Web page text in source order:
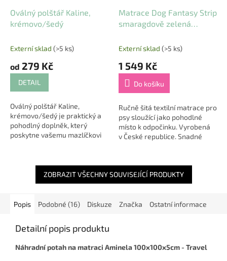
Oválný polštář Kaline,
krémovo/šedý
Externí sklad (>5 ks)
od 279 Kč
DETAIL
Oválný polštář Kaline,
krémovo/šedý je praktický a
pohodlný doplněk, který
poskytne vašemu mazlíčkovi
vhodný pro...
Matrace Dog Fantasy Strip
smaragdově zelená
Externí sklad (>5 ks)
1 549 Kč
Do košíku
Ručně šitá textilní matrace pro
psy sloužící jako pohodlné
místo k odpočinku. Vyrobená
v České republice. Snadné
ZOBRAZIT VŠECHNY SOUVISEJÍCÍ PRODUKTY
Popis Podobné (16) Diskuze Značka Ostatní informace
Detailní popis produktu
Náhradní potah na matraci Aminela 100x100x5cm - Travel